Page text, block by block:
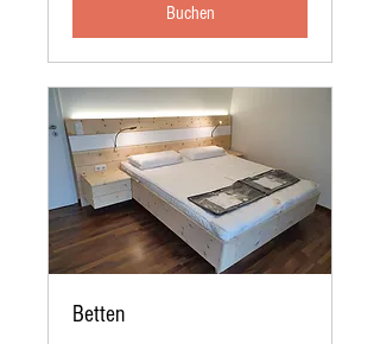
Buchen
Betten